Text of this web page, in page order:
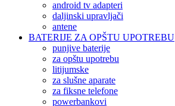
android tv adapteri
daljinski upravljači
antene
BATERIJE ZA OPŠTU UPOTREBU
punjive baterije
za opštu upotrebu
litijumske
za slušne aparate
za fiksne telefone
powerbankovi